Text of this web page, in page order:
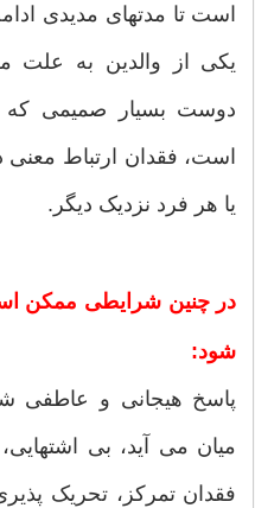
است تا مدتهای مدیدی
یکی از والدین به علت
دوست بسیار صمیمی که
است، فقدان ارتباط معنی
یا هر فرد نزدیک دیگر.
در چنین شرایطی ممکن
شود:
پاسخ هیجانی و عاطفی
میان می آید، بی
فقدان تمرکز، تحریک